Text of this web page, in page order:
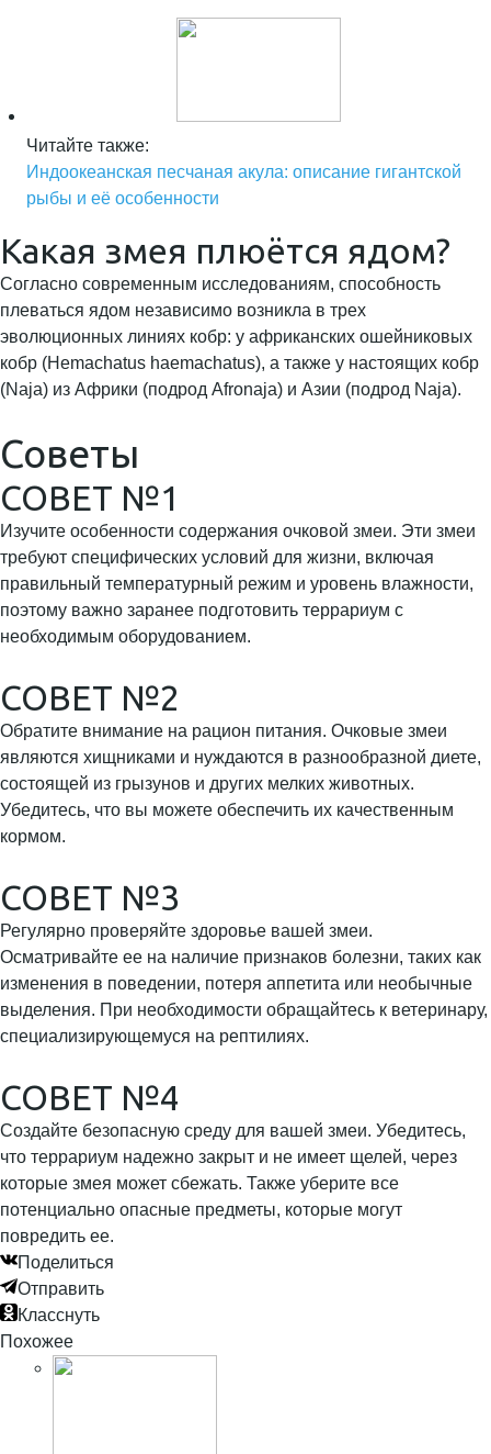
Читайте также:
Индоокеанская песчаная акула: описание гигантской
рыбы и её особенности
Какая змея плюётся ядом?
Согласно современным исследованиям, способность
плеваться ядом независимо возникла в трех
эволюционных линиях кобр: у африканских ошейниковых
кобр (Hemachatus haemachatus), а также у настоящих кобр
(Naja) из Африки (подрод Afronaja) и Азии (подрод Naja).
Советы
СОВЕТ №1
Изучите особенности содержания очковой змеи. Эти змеи
требуют специфических условий для жизни, включая
правильный температурный режим и уровень влажности,
поэтому важно заранее подготовить террариум с
необходимым оборудованием.
СОВЕТ №2
Обратите внимание на рацион питания. Очковые змеи
являются хищниками и нуждаются в разнообразной диете,
состоящей из грызунов и других мелких животных.
Убедитесь, что вы можете обеспечить их качественным
кормом.
СОВЕТ №3
Регулярно проверяйте здоровье вашей змеи.
Осматривайте ее на наличие признаков болезни, таких как
изменения в поведении, потеря аппетита или необычные
выделения. При необходимости обращайтесь к ветеринару,
специализирующемуся на рептилиях.
СОВЕТ №4
Создайте безопасную среду для вашей змеи. Убедитесь,
что террариум надежно закрыт и не имеет щелей, через
которые змея может сбежать. Также уберите все
потенциально опасные предметы, которые могут
повредить ее.
Поделиться
Отправить
Класснуть
Похожее